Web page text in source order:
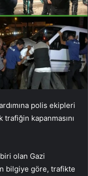
polis ekipleri
trafiğin kapanmasını
olan Gazi
bilgiye göre, trafikte